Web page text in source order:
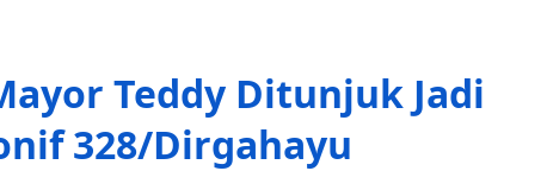
Teddy Ditunjuk Jadi
328/Dirgahayu